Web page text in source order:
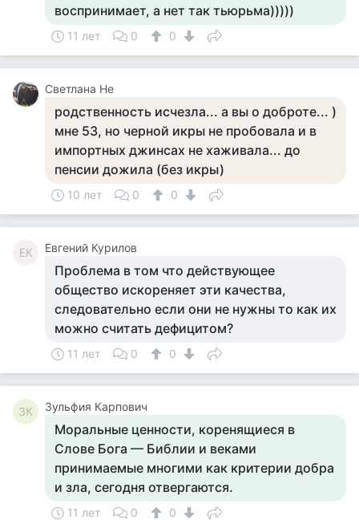
воспринимает, а нет так тьюрьма)))))
11 лет 0 0
Светлана Не
родственность исчезла... а вы о доброте... )
мне 53, но черной икры не пробовала и в
импортных джинсах не хаживала... до
пенсии дожила (без икры)
10 лет 0 0
ЕК Евгений Курилов
Проблема в том что действующее
общество искореняет эти качества,
следовательно если они не нужны то как их
можно считать дефицитом?
11 лет 0 0
ЗК Зульфия Карпович
Моральные ценности, коренящиеся в
Слове Бога — Библии и веками
принимаемые многими как критерии добра
и зла, сегодня отвергаются.
11 лет 0 0